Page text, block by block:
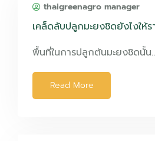
thaigreenagro manager
เคล็ดลับปลูกมะยงชิดยังไงให้
พื้นที่ในการปลูกต้นมะยงชิดนั้น
Read More